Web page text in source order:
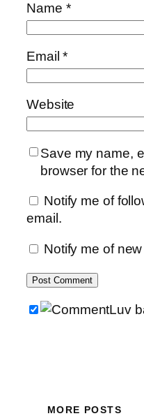
Name *
Email*
Website
Save my name,
browser for the
Notify me of
email.
Notify me of
MORE POSTS